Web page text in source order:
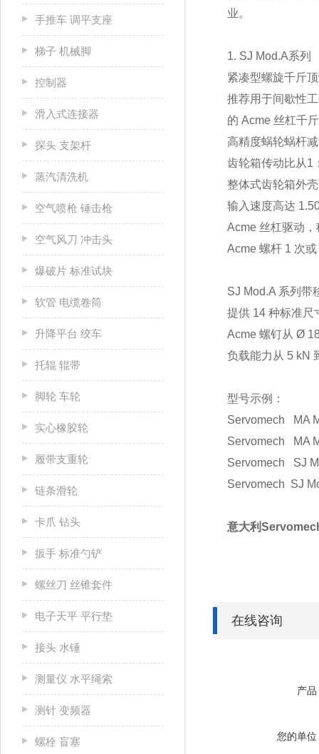
手推车 调平支座
梯子 机械脚
控制器
滑入式连接器
探头 支架杆
蒸汽清洗机
空气喷枪 锤击枪
空气风刀 冲击头
爆破片 标准试块
软管 电缆卷筒
升降平台 绞车
托辊 辊带
脚轮 车轮
实心橡胶轮
履带支重轮
链条滑轮
卡爪 钻头
扳手 标准勺铲
螺丝刀 丝锥套件
电子天平 平行垫
接头 水锤
测量仪 水平绳索
测针 变频器
螺栓 盲塞
业。
1. SJ Mod.A系列
紧凑型螺旋千斤
推荐用于间歇性
的 Acme 丝杠千
高精度蜗轮蜗杆
齿轮箱传动比从1
整体式齿轮箱外
输入速度高达
Acme 丝杠驱动
Acme 螺杆 1 次
SJ Mod.A 系列带
提供 14 种标准尺
Acme 螺钉从 Ø
负载能力从 5 kN
型号示例：
Servomech MA
Servomech MA
Servomech SJ
Servomech SJ
意大利
在线咨询
产品
您的单位